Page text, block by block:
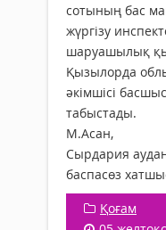
сотының бас
жүргізу
шаруашылық
Қызылорда
әкімшісі
табыстады.
М.Асан,
Сырдария
баспасөз
Қоғам